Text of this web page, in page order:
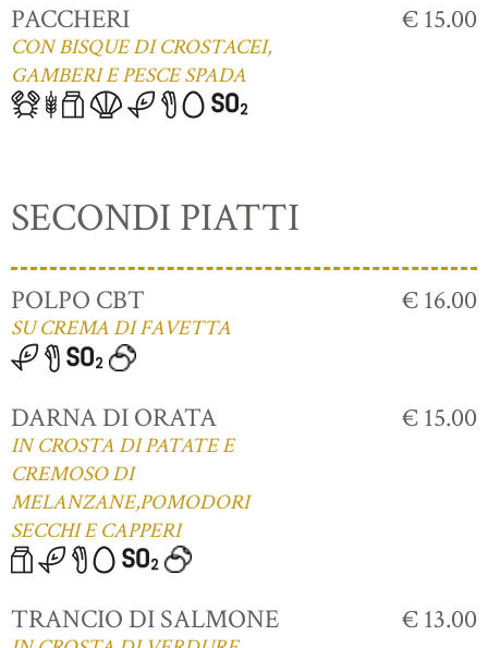
PACCHERI
CON BISQUE DI CROSTACEI,
GAMBERI E PESCE SPADA
€ 15.00
SECONDI PIATTI
POLPO CBT
SU CREMA DI FAVETTA
€ 16.00
DARNA DI ORATA
IN CROSTA DI PATATE E
CREMOSO DI
MELANZANE,POMODORI
SECCHI E CAPPERI
€ 15.00
TRANCIO DI SALMONE € 13.00